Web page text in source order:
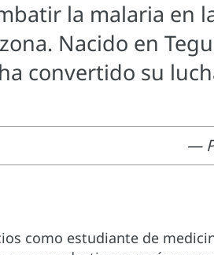
la malaria en
zona. Nacido en
convertido su
—
como estudiante de